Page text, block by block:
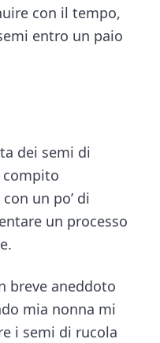
con il tempo,
entro un paio
dei semi di
compito
un po’ di
un processo
breve aneddoto
mia nonna mi
i semi di rucola